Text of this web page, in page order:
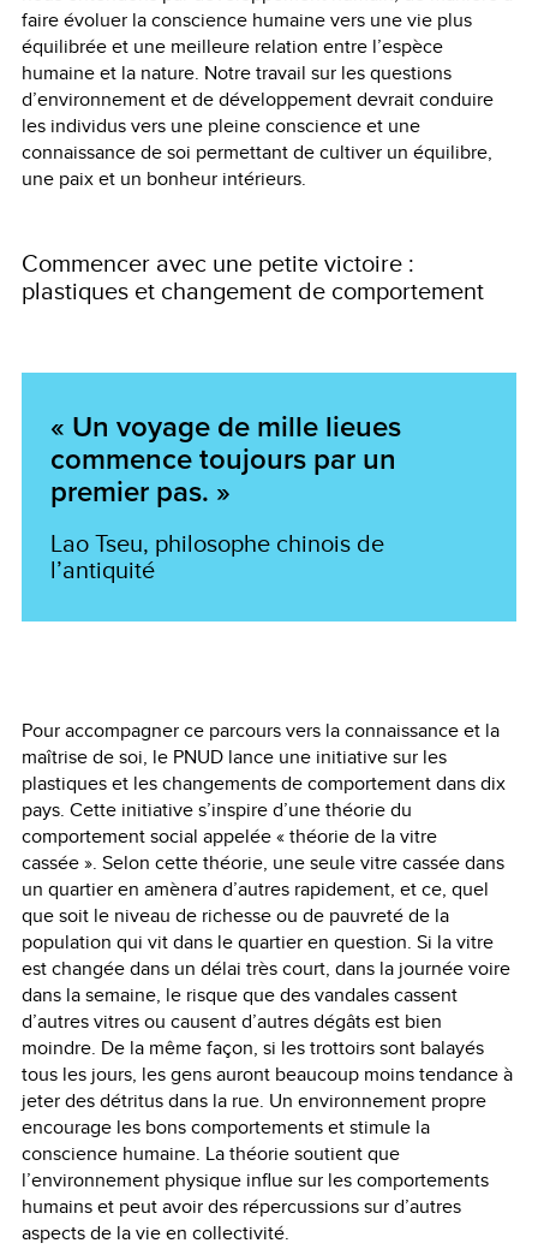
faire évoluer la conscience humaine vers une vie plus
équilibrée et une meilleure relation entre l’espèce
humaine et la nature. Notre travail sur les questions
d’environnement et de développement devrait conduire
les individus vers une pleine conscience et une
connaissance de soi permettant de cultiver un équilibre,
une paix et un bonheur intérieurs.
Commencer avec une petite victoire :
plastiques et changement de comportement
« Un voyage de mille lieues
commence toujours par un
premier pas. »
Lao Tseu, philosophe chinois de
l’antiquité
Pour accompagner ce parcours vers la connaissance et la
maîtrise de soi, le PNUD lance une initiative sur les
plastiques et les changements de comportement dans dix
pays. Cette initiative s’inspire d’une théorie du
comportement social appelée« théorie de la vitre
cassée ». Selon cette théorie, une seule vitre cassée dans
un quartier en amènera d’autres rapidement, et ce, quel
que soit le niveau de richesse ou de pauvreté de la
population qui vit dans le quartier en question. Si la vitre
est changée dans un délai très court, dans la journée voire
dans la semaine, le risque que des vandales cassent
d’autres vitres ou causent d’autres dégâts est bien
moindre. De la même façon, si les trottoirs sont balayés
tous les jours, les gens auront beaucoup moins tendance à
jeter des détritus dans la rue. Un environnement propre
encourage les bons comportements et stimule la
conscience humaine. La théorie soutient que
l’environnement physique influe sur les comportements
humains et peut avoir des répercussions sur d’autres
aspects de la vie en collectivité.